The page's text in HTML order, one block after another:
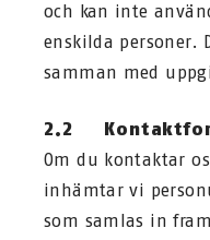
och kan inte
enskilda personer.
samman med
2.2
Om du kontaktar
inhämtar vi
som samlas in